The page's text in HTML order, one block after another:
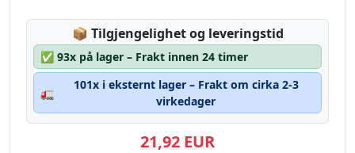
📦 Lagerstatus:
Tilgjengelighet og leveringstid
✅ 93x på lager – Frakt innen 24 timer
🚛
101x i eksternt lager – Frakt om cirka 2-3
virkedager
21,92 EUR